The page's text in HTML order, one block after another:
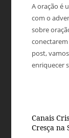
A oração é
com o
sobre
post,
enriquecer
Canais
Cresça na